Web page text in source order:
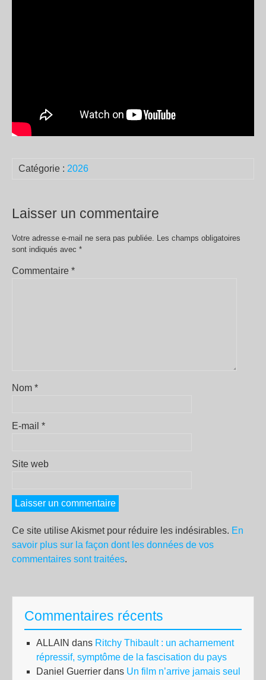
Catégorie : 2026
Laisser un commentaire
Votre adresse e-mail ne sera pas publiée. Les champs obligatoires
sont indiqués avec *
Commentaire *
Nom *
E-mail *
Site web
Ce site utilise Akismet pour réduire les indésirables. En
savoir plus sur la façon dont les données de vos
commentaires sont traitées.
Commentaires récents
ALLAIN dans Ritchy Thibault : un acharnement
répressif, symptôme de la fascisation du pays
Daniel Guerrier dans Un film n’arrive jamais seul